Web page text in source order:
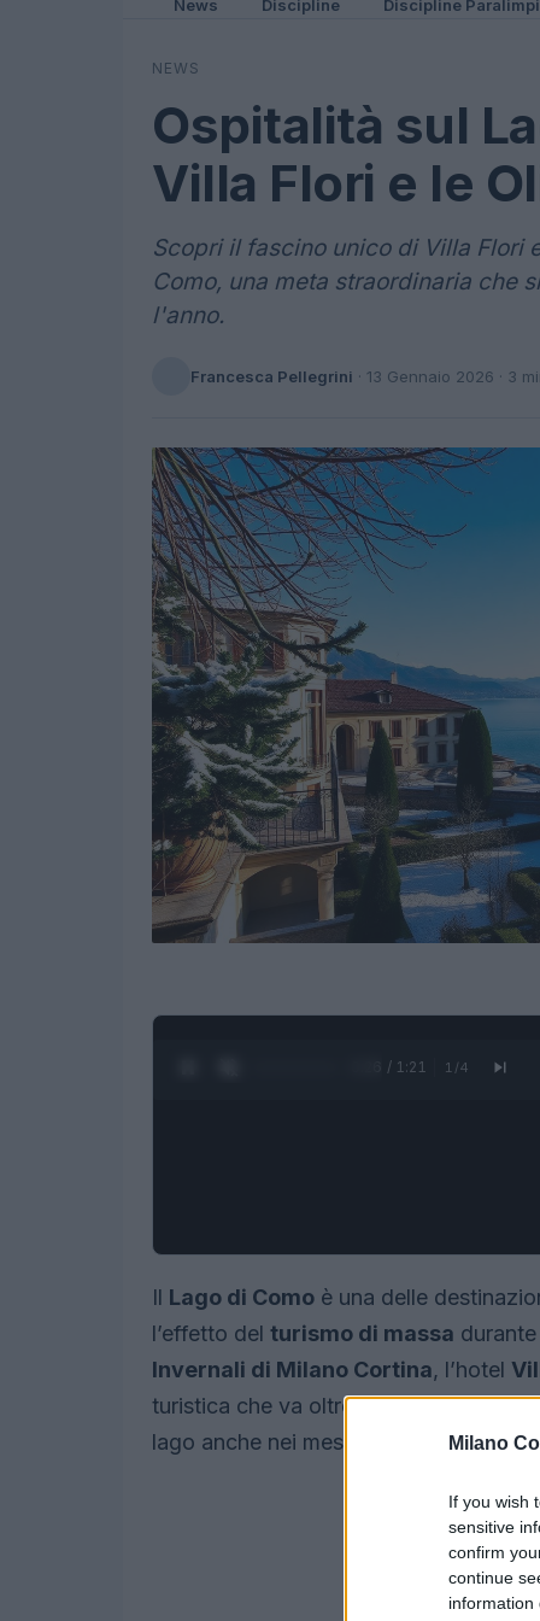
Milano
If you wish
sensitive
confirm
continue
information
News Discipline Discipline
NEWS
Ospitalità sul
Villa Flori e le
Scopri il fascino unico di Villa Flori
Como, una meta straordinaria che
l'anno.
Francesca Pellegrini · 13 Gennaio 2026 · 3
0:27 / 1:21 1 /4
Il Lago di Como è una delle
l’effetto del turismo di massa durante
Invernali di Milano Cortina, l’hotel
turistica che va oltre la mera
lago anche nei mesi più freddi.